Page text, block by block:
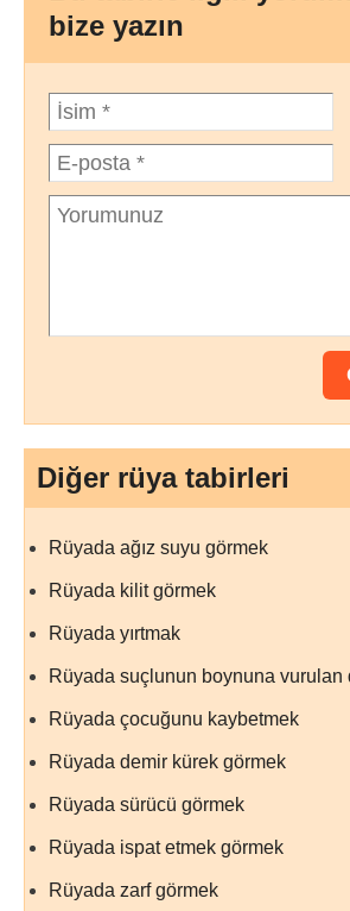
bize yazın
Diğer rüya tabirleri
Rüyada ağız suyu görmek
Rüyada kilit görmek
Rüyada yırtmak
Rüyada suçlunun boynuna vurulan
Rüyada çocuğunu kaybetmek
Rüyada demir kürek görmek
Rüyada sürücü görmek
Rüyada ispat etmek görmek
Rüyada zarf görmek